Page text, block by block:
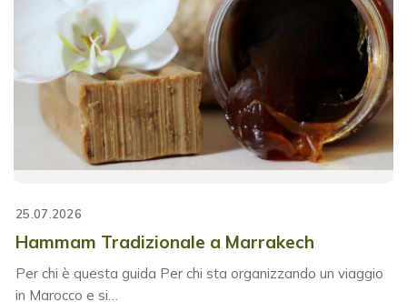
25.07.2026
Hammam Tradizionale a Marrakech
Per chi è questa guida Per chi sta organizzando un viaggio
in Marocco e si…